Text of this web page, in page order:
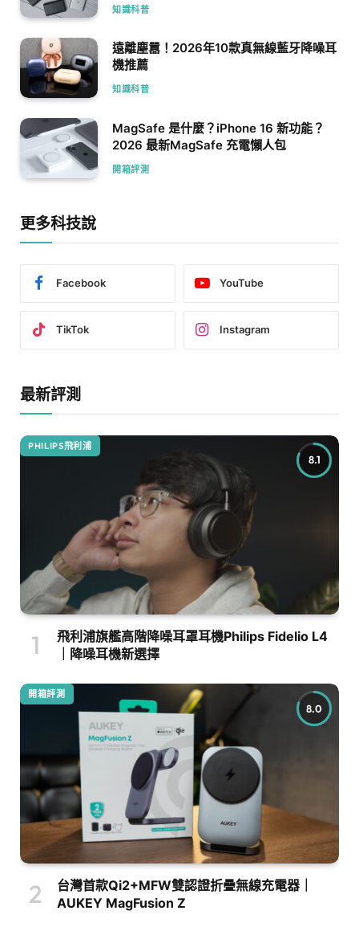
知識科普
遠離塵囂！2026年10款真無線藍牙降噪耳
機推薦
知識科普
MagSafe 是什麼？iPhone 16 新功能？
2026 最新MagSafe 充電懶人包
開箱評測
更多科技說
Facebook YouTube
TikTok Instagram
最新評測
8.1
PHILIPS飛利浦
飛利浦旗艦高階降噪耳罩耳機Philips Fidelio L4
｜降噪耳機新選擇
8.0
開箱評測
台灣首款Qi2+MFW雙認證折疊無線充電器｜
AUKEY MagFusion Z